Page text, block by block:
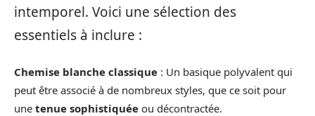
intemporel. Voici une sélection des
essentiels à inclure :
Chemise blanche classique : Un basique polyvalent qui
peut être associé à de nombreux styles, que ce soit pour
une tenue sophistiquée ou décontractée.